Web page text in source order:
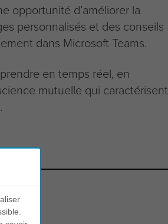
opportunité d’améliorer la
personnalisés et des conseils
dans Microsoft Teams.
en temps réel, en
mutuelle qui caractérisent